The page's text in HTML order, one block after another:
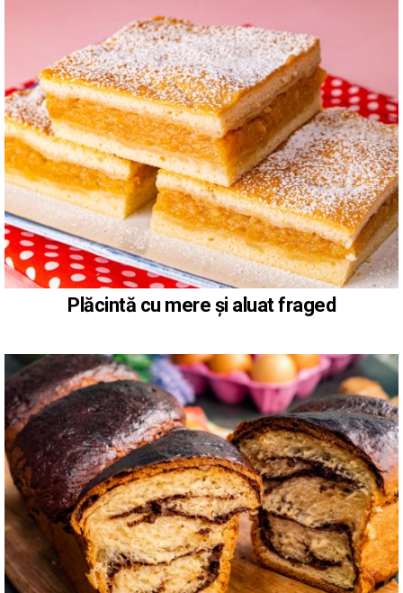
Plăcintă cu mere și aluat fraged